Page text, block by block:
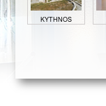
KYTHNOS